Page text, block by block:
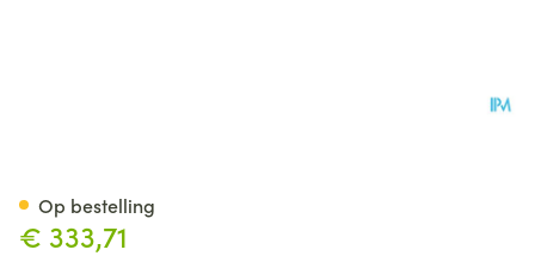
€ 333,71
Op bestelling